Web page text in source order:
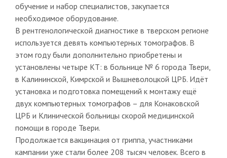
обучение и набор специалистов, закупается
необходимое оборудование.
В рентгенологической диагностике в тверском регионе
используется девять компьютерных томографов. В
этом году были дополнительно приобретены и
установлены четыре КТ: в больнице № 6 города Твери,
в Калининской, Кимрской и Вышневолоцкой ЦРБ. Идёт
установка и подготовка помещений к монтажу ещё
двух компьютерных томографов – для Конаковской
ЦРБ и Клинической больницы скорой медицинской
помощи в городе Твери.
Продолжается вакцинация от гриппа, участниками
кампании уже стали более 208 тысяч человек. Всего в